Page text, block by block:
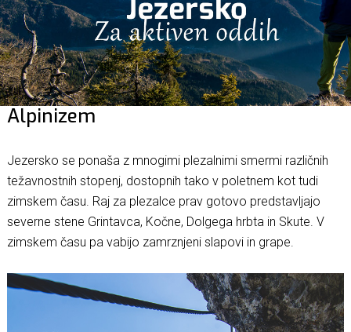
Alpinizem
Jezersko se ponaša z mnogimi plezalnimi smermi različnih
težavnostnih stopenj, dostopnih tako v poletnem kot tudi
zimskem času. Raj za plezalce prav gotovo predstavljajo
severne stene Grintavca, Kočne, Dolgega hrbta in Skute. V
zimskem času pa vabijo zamrznjeni slapovi in grape.